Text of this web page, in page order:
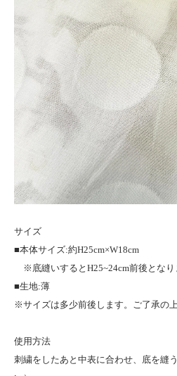
サイズ
■本体サイズ:約H25cm×W18cm
※底縫いするとH25~24cm前後となり
■生地:薄
※サイズは多少前後します。ご了承の
使用方法
刺繍をしたあと中表に合わせ、底を縫